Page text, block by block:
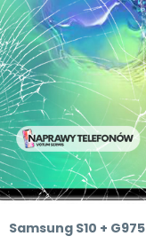
Samsung S10 + G975